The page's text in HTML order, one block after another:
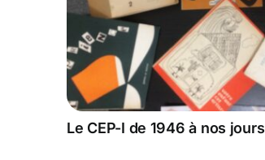
Le CEP-I de 1946 à nos jours